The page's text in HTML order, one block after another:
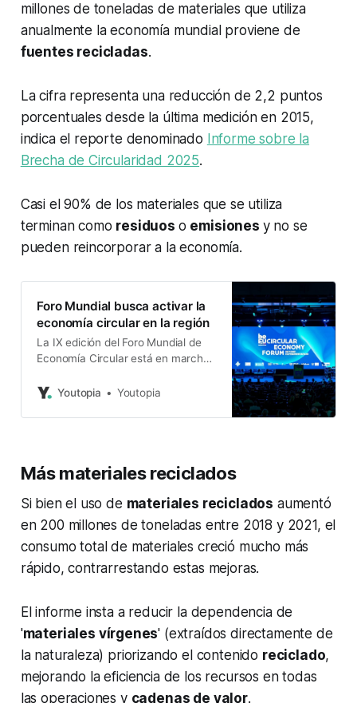
millones de toneladas de materiales que utiliza
anualmente la economía mundial proviene de
fuentes recicladas.
La cifra representa una reducción de 2,2 puntos
porcentuales desde la última medición en 2015,
indica el reporte denominado Informe sobre la
Brecha de Circularidad 2025.
Casi el 90% de los materiales que se utiliza
terminan como residuos o emisiones y no se
pueden reincorporar a la economía.
Foro Mundial busca activar la
economía circular en la región
La IX edición del Foro Mundial de
Economía Circular está en marcha.
del 13 al 16 de mayo de 2025.
Youtopia Youtopia
Más materiales reciclados
Si bien el uso de materiales reciclados aumentó
en 200 millones de toneladas entre 2018 y 2021, el
consumo total de materiales creció mucho más
rápido, contrarrestando estas mejoras.
El informe insta a reducir la dependencia de
'materiales vírgenes' (extraídos directamente de
la naturaleza) priorizando el contenido reciclado,
mejorando la eficiencia de los recursos en todas
las operaciones y cadenas de valor.